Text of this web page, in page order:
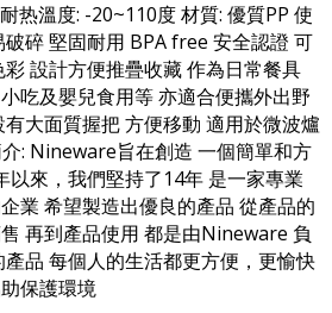
热溫度: -20~110度 材質: 優質PP 使
碎 堅固耐用 BPA free 安全認證 可
設計方便推疊收藏 作為日常餐具
吃及嬰兒食用等 亦適合便攜外出野
大面質握把 方便移動 適用於微波爐
: Nineware旨在創造 一個簡單和方
以來，我們堅持了14年 是一家專業
業 希望製造出優良的產品 從產品的
再到產品使用 都是由Nineware 負
品 每個人的生活都更方便，更愉快
保護環境